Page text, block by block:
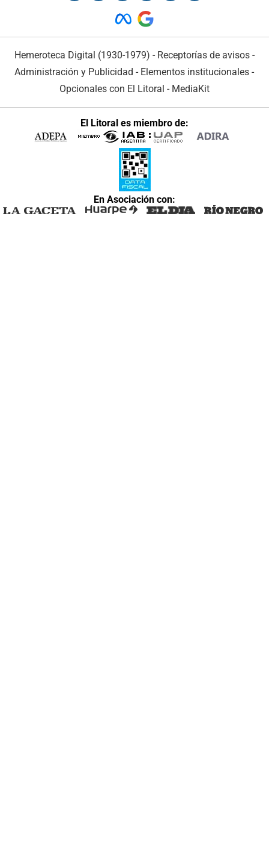
Hemeroteca Digital (1930-1979) - Receptorías de avisos -
Administración y Publicidad - Elementos institucionales -
Opcionales con El Litoral - MediaKit
El Litoral es miembro de:
En Asociación con: